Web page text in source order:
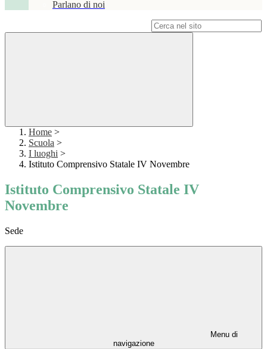
Parlano di noi
Home >
Scuola >
I luoghi >
Istituto Comprensivo Statale IV Novembre
Istituto Comprensivo Statale IV
Novembre
Sede
Menu di
navigazione